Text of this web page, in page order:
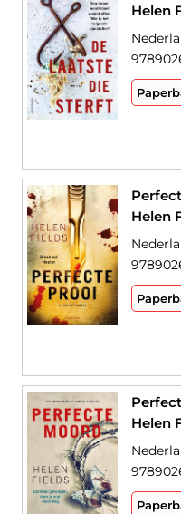
Helen
Helen
Helen